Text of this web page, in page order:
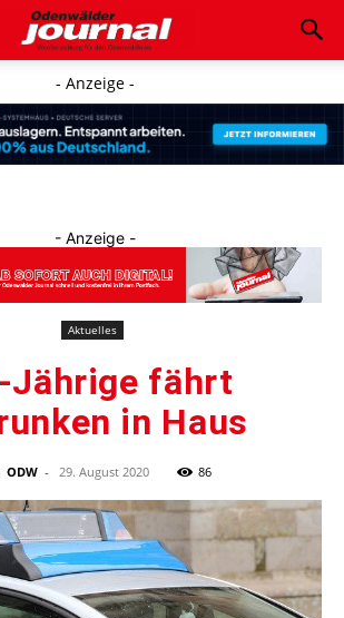
- Anzeige -
- Anzeige -
Aktuelles
Jährige fährt
in Haus
ODW - 29. August 2020 86